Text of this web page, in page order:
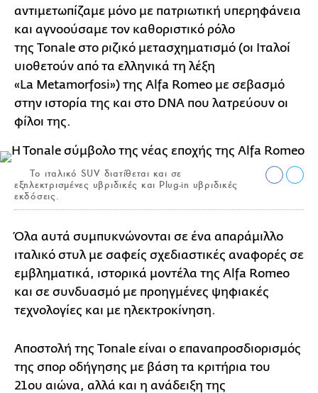
αντιμετωπίζαμε μόνο με πατριωτική υπερηφάνεια
και αγνοούσαμε τον καθοριστικό ρόλο
της Tonale στο ριζικό μετασχηματισμό (οι Ιταλοί
υιοθετούν από τα ελληνικά τη λέξη
«La Metamorfosi») της Alfa Romeo με σεβασμό
στην ιστορία της και στο DNA που λατρεύουν οι
φίλοι της.
Το ιταλικό SUV διατίθεται και σε
εξηλεκτρισμένες υβριδικές και Plug-in υβριδικές
εκδόσεις.
Όλα αυτά συμπυκνώνονται σε ένα απαράμιλλο
ιταλικό στυλ με σαφείς σχεδιαστικές αναφορές σε
εμβληματικά, ιστορικά μοντέλα της Alfa Romeo
και σε συνδυασμό με προηγμένες ψηφιακές
τεχνολογίες και με ηλεκτροκίνηση.
Αποστολή της Tonale είναι ο επαναπροσδιορισμός
της σπορ οδήγησης με βάση τα κριτήρια του
21ου αιώνα, αλλά και η ανάδειξη της